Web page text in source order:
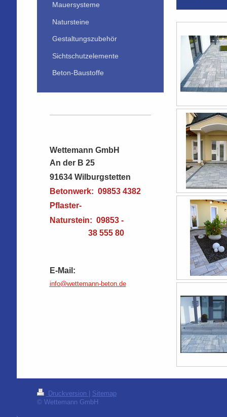
Mauersysteme
Natursteine
Gestaltungszubehör
Sichtschutzelemente
Beton-Baustoffe
Wettemann GmbH
An der B 25
91634 Wilburgstetten
Betonwerk: 09853 4382
Pflaster-
Naturstein: 09853 -
38 555 80
E-Mail:
info@wettemann-beton.de
Druckversion
Sitemap
© Wettemann GmbH